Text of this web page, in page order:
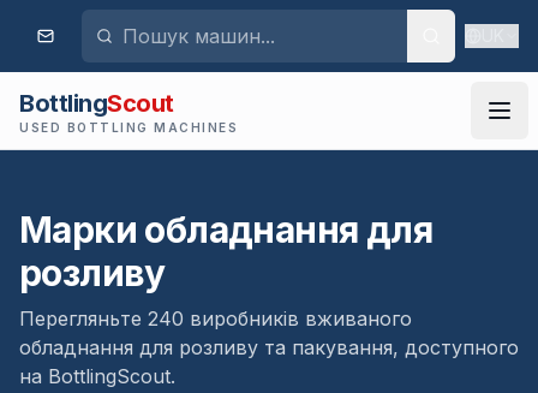
BottlingScout
USED BOTTLING MACHINES
Марки обладнання для
розливу
Перегляньте 240 виробників вживаного
обладнання для розливу та пакування, доступного
на BottlingScout.